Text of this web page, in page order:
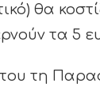
θα
τα 5
τη